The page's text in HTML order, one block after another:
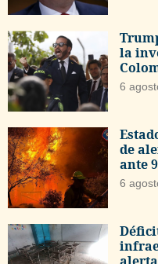
la
6
de
ante
6